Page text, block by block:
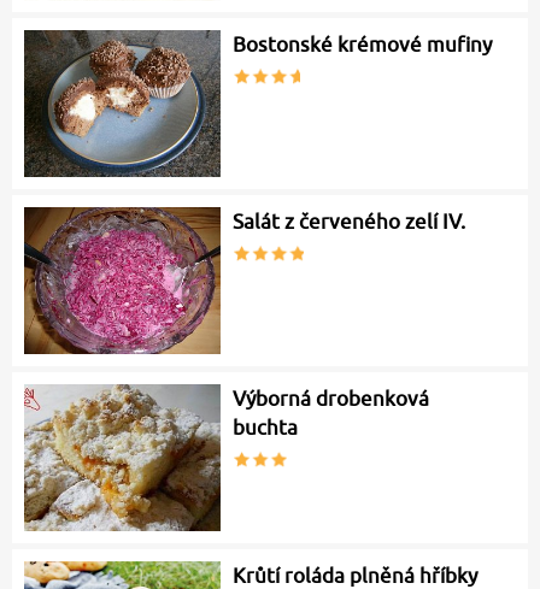
Bostonské krémové mufiny
Salát z červeného zelí IV.
Výborná drobenková
buchta
Krůtí roláda plněná hříbky